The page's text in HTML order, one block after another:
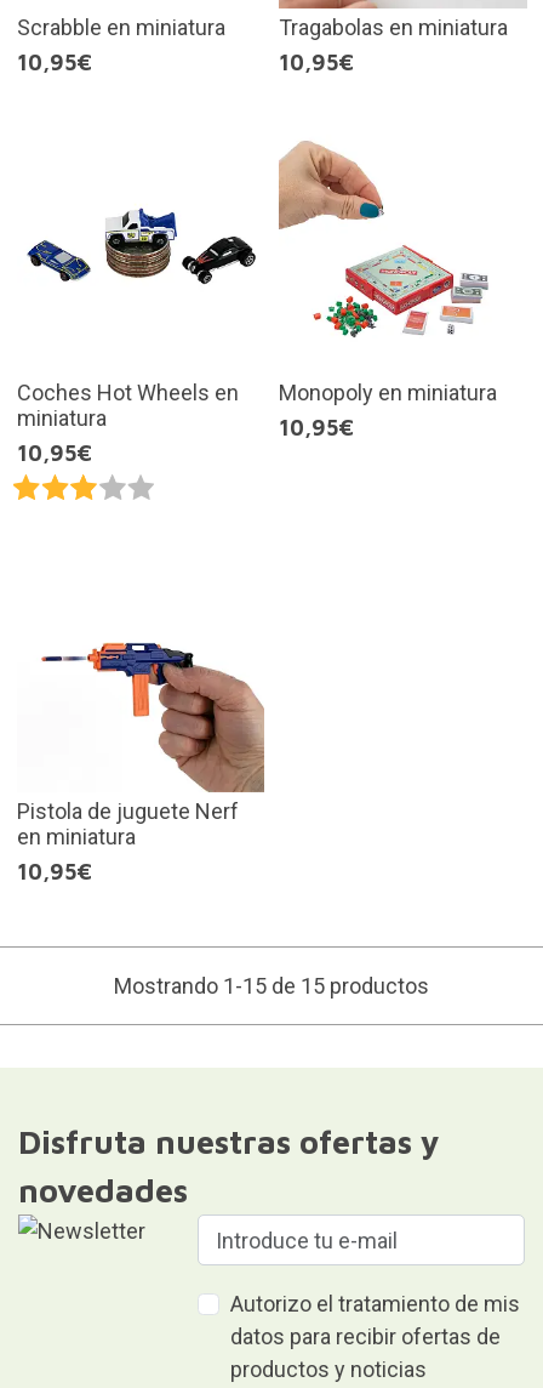
Scrabble en miniatura
10,95€
Tragabolas en miniatura
10,95€
Coches Hot Wheels en
miniatura
10,95€
Monopoly en miniatura
10,95€
Pistola de juguete Nerf
en miniatura
10,95€
Mostrando 1-15 de 15 productos
Disfruta nuestras ofertas y
novedades
Autorizo el tratamiento de mis
datos para recibir ofertas de
productos y noticias